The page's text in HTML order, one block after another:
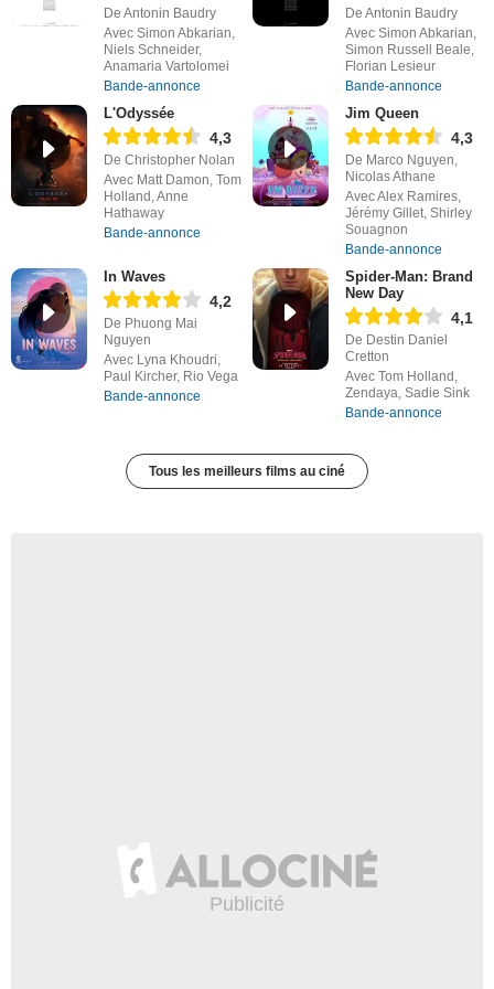
De Antonin Baudry
Avec Simon Abkarian,
Niels Schneider,
Anamaria Vartolomei
Bande-annonce
De Antonin Baudry
Avec Simon Abkarian,
Simon Russell Beale,
Florian Lesieur
Bande-annonce
L'Odyssée
4,3
De Christopher Nolan
Avec Matt Damon, Tom
Holland, Anne
Hathaway
Bande-annonce
Jim Queen
4,3
De Marco Nguyen,
Nicolas Athane
Avec Alex Ramires,
Jérémy Gillet, Shirley
Souagnon
Bande-annonce
In Waves
4,2
De Phuong Mai
Nguyen
Avec Lyna Khoudri,
Paul Kircher, Rio Vega
Bande-annonce
Spider-Man: Brand
New Day
4,1
De Destin Daniel
Cretton
Avec Tom Holland,
Zendaya, Sadie Sink
Bande-annonce
Tous les meilleurs films au ciné